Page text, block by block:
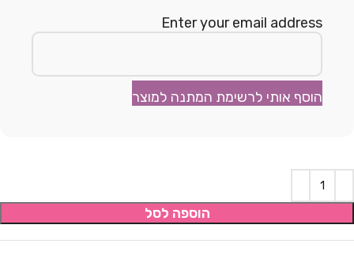
Enter your email address
הוסף אותי לרשימת המתנה למוצר
הוספה לסל